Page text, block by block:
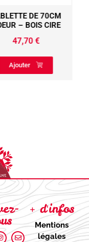
DE 70CM
– BOIS CIRE
47,70€
Ajouter
+ d'infos
Mentions
légales